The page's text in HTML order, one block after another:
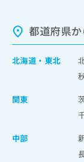
都道府県
北海道 ・ 東北
関東
中部